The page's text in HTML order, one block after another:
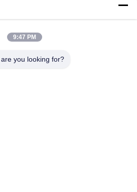
Baseballmütze-Stickerei Logo
mit Sonntags-Metallschnallen-
9:47 PM
you looking for?